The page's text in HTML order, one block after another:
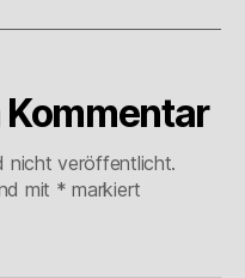
nicht veröffentlicht.
mit * markiert